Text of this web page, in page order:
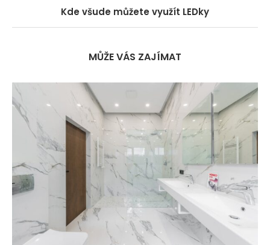
Kde všude můžete využít LEDky
MŮŽE VÁS ZAJÍMAT